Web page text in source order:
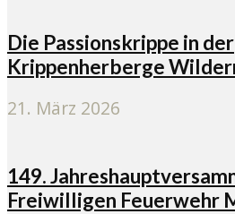
Die Passionskrippe in der
Krippenherberge
21. März 2026
149.
Freiwilligen Feuerwehr